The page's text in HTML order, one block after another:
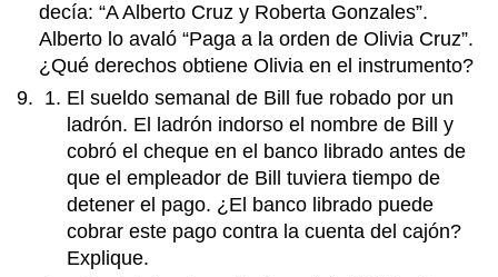
decía: “A Alberto Cruz y Roberta Gonzales”.
Alberto lo avaló “Paga a la orden de Olivia Cruz”.
¿Qué derechos obtiene Olivia en el instrumento?
El sueldo semanal de Bill fue robado por un
ladrón. El ladrón indorso el nombre de Bill y
cobró el cheque en el banco librado antes de
que el empleador de Bill tuviera tiempo de
detener el pago. ¿El banco librado puede
cobrar este pago contra la cuenta del cajón?
Explique.